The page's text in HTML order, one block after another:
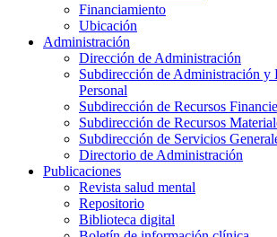
Financiamiento
Ubicación
Administración
Dirección de Administración
Subdirección de Administración y
Personal
Subdirección de Recursos
Subdirección de Recursos
Subdirección de Servicios
Directorio de Administración
Publicaciones
Revista salud mental
Repositorio
Biblioteca digital